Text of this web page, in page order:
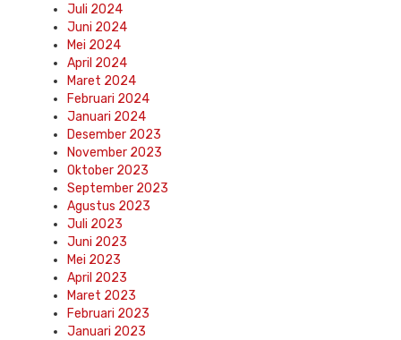
Juli 2024
Juni 2024
Mei 2024
April 2024
Maret 2024
Februari 2024
Januari 2024
Desember 2023
November 2023
Oktober 2023
September 2023
Agustus 2023
Juli 2023
Juni 2023
Mei 2023
April 2023
Maret 2023
Februari 2023
Januari 2023